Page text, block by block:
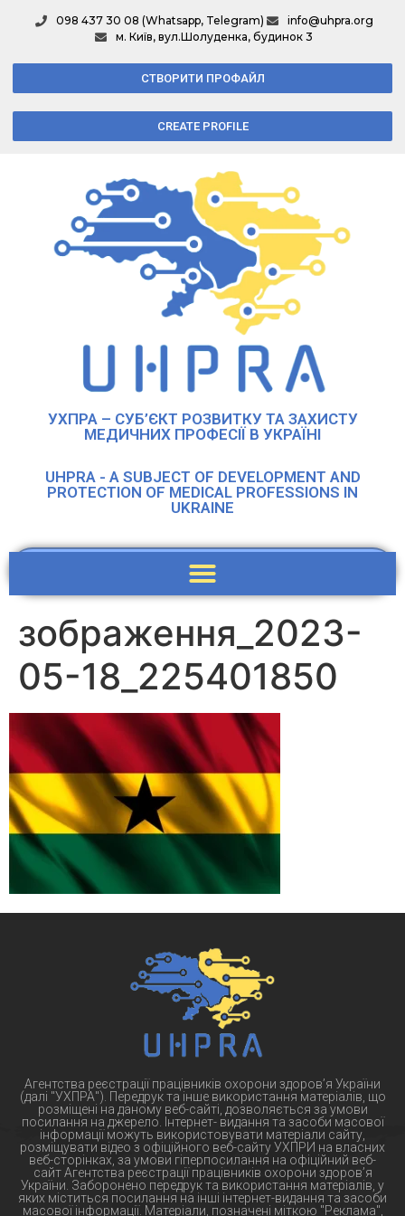
098 437 30 08 (Whatsapp, Telegram)
info@uhpra.org
м. Київ, вул.Шолуденка, будинок 3
СТВОРИТИ ПРОФАЙЛ
CREATE PROFILE
УХПРА – СУБ’ЄКТ РОЗВИТКУ ТА ЗАХИСТУ
МЕДИЧНИХ ПРОФЕСІЇ В УКРАЇНІ
UHPRA - A SUBJECT OF DEVELOPMENT AND
PROTECTION OF MEDICAL PROFESSIONS IN
UKRAINE
зображення_2023-
05-18_225401850
Агентства реєстрації працівників охорони здоров’я України
(далі "УХПРА"). Передрук та інше використання матеріалів, що
розміщені на даному веб-сайті, дозволяється за умови
посилання на джерело. Інтернет- видання та засоби масової
інформації можуть використовувати матеріали сайту,
розміщувати відео з офіційного веб-сайту УХПРИ на власних
веб-сторінках, за умови гіперпосилання на офіційний веб-
сайт Агентства реєстрації працівників охорони здоров’я
України. Заборонено передрук та використання матеріалів, у
яких міститься посилання на інші інтернет-видання та засоби
масової інформації. Матеріали, позначені міткою "Реклама",